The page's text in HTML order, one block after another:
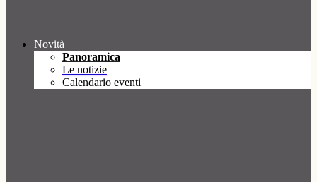
Novità
Panoramica
Le notizie
Calendario eventi